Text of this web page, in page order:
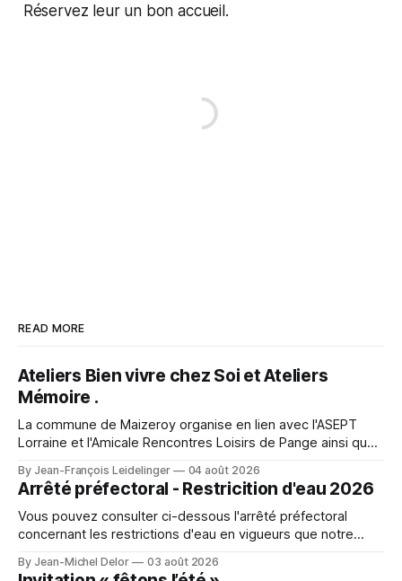
Réservez leur un bon accueil.
READ MORE
Ateliers Bien vivre chez Soi et Ateliers
Mémoire .
La commune de Maizeroy organise en lien avec l'ASEPT
Lorraine et l'Amicale Rencontres Loisirs de Pange ainsi que
ateliers. Ceux ci se dérouleront à Maizeroy pour la partie
Bien vivre chez soi et à Pange pour l'
By Jean-François Leidelinger 04 août 2026
Arrêté préfectoral - Restricition d'eau 2026
Vous pouvez consulter ci-dessous l'arrêté préfectoral
concernant les restrictions d'eau en vigueurs que notre
with comfort during events or photo shoots. Lighting can
By Jean-Michel Delor 03 août 2026